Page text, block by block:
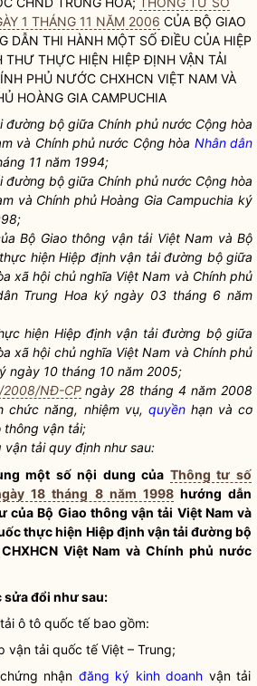
1 THÁNG 11 NĂM 2006 CỦA BỘ GIAO
DẪN THI HÀNH MỘT SỐ ĐIỀU CỦA HIỆP
THỰC HIỆN HIỆP ĐỊNH VẬN TẢI
PHỦ NƯỚC CHXHCN VIỆT NAM VÀ
HOÀNG GIA CAMPUCHIA
đường bộ giữa Chính phủ nước Cộng hòa
và Chính phủ nước Cộng hòa Nhân dân
11 năm 1994;
đường bộ giữa Chính phủ nước Cộng hòa
và Chính phủ Hoàng Gia Campuchia ký
Bộ Giao thông vận tải Việt Nam và Bộ
hiện Hiệp định vận tải đường bộ giữa
xã hội chủ nghĩa Việt Nam và Chính phủ
Trung Hoa ký ngày 03 tháng 6 năm
hiện Hiệp định vận tải đường bộ giữa
xã hội chủ nghĩa Việt Nam và Chính phủ
ngày 10 tháng 10 năm 2005;
2008/NĐ-CPngày 28 tháng 4 năm 2008
chức năng, nhiệm vụ, quyềnhạn và cơ
thông vận tải;
vận tải quy định như sau:
một số nội dung của Thông tư số
18 tháng 8 năm 1998hướng dẫn
của Bộ Giao thông vận tải Việt Nam và
thực hiện Hiệp định vận tải đường bộ
Việt Nam và Chính phủ nước
sửa đổi như sau:
ô tô quốc tế bao gồm:
vận tải quốc tế Việt – Trung;
nhận đăng ký kinh doanh vận tải